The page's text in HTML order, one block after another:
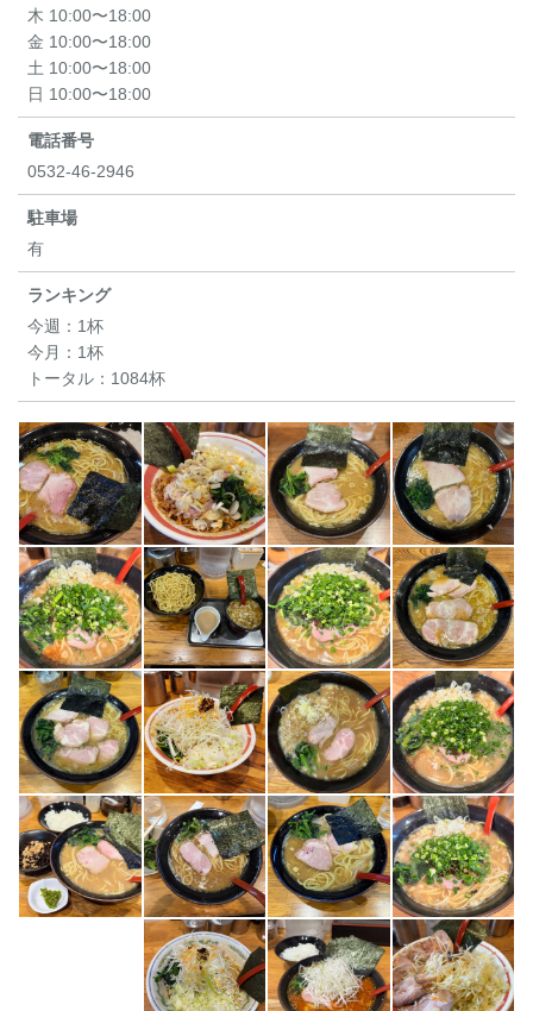
木 10:00〜18:00
金 10:00〜18:00
土 10:00〜18:00
日 10:00〜18:00
電話番号
0532-46-2946
駐車場
有
ランキング
今週： 1杯
今月： 1杯
トータル： 1084杯